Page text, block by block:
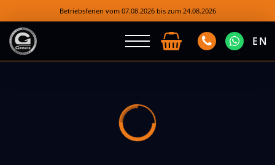
Betriebsferien vom 07.08.2026 bis zum 24.08.2026
EN